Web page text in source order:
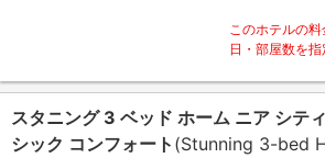
このホテルの
日・部屋数を
スタニング 3 ベッド ホーム ニア シテ
シック コンフォート (Stunning 3-bed